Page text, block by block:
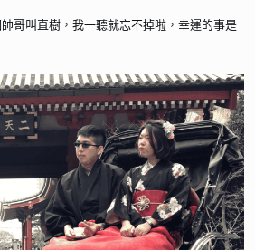
哥叫直樹，我一聽就忘不掉啦，幸運的事是